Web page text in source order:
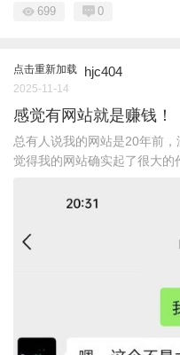
699 0
点击重新加载 hjc404
2025-11-14
感觉有网站就是赚钱！
总有人说我的网站是20年前
觉得我的网站确实起了很大的